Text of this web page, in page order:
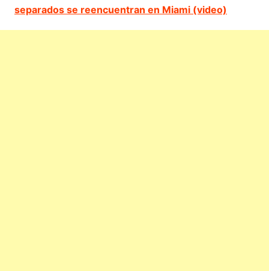
separados se reencuentran en Miami (video)